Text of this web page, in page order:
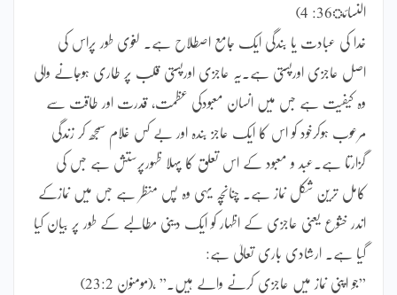
النسائ36: 4)
خدا کی عبادت یا بندگی ایک جامع اصطلاح ہے۔ لغوی طور پراس کی
اصل عاجزی اورپستی ہے۔یہ عاجزی اورپستی قلب پر طاری ہوجانے والی
وہ کیفیت ہے جس میں انسان معبودکی عظمت، قدرت اور طاقت سے
مرعوب ہوکرخود کو اس کا ایک عاجز بندہ اور بے کس غلام سمجھ کر زندگی
گزارتا ہے۔عبد و معبود کے اس تعلق کا پہلا ظہورپرستش ہے جس کی
کامل ترین شکل نماز ہے۔ چنانچہ یہی وہ پس منظر ہے جس میں نمازکے
اندر خشوع یعنی عاجزی کے اظہار کو ایک دینی مطالبے کے طور پر بیان کیا
گیا ہے۔ ارشادی باری تعالیٰ ہے:
”جو اپنی نماز میں عاجزی کرنے والے ہیں۔” ،(مومنون 23:2)